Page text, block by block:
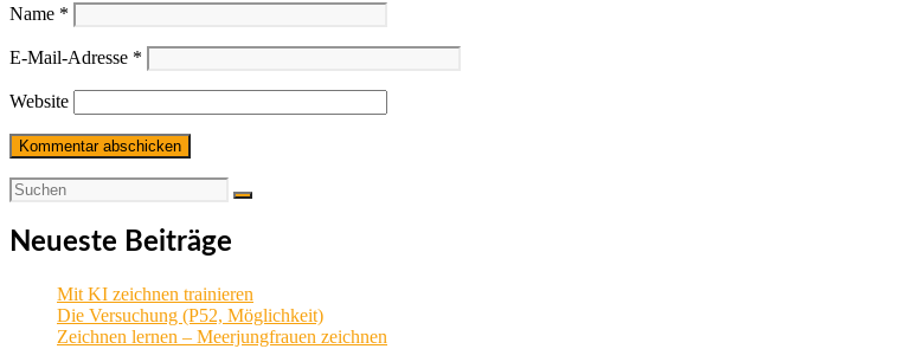
Name *
E-Mail-Adresse *
Website
Neueste Beiträge
Mit KI zeichnen trainieren
Die Versuchung (P52, Möglichkeit)
Zeichnen lernen – Meerjungfrauen zeichnen